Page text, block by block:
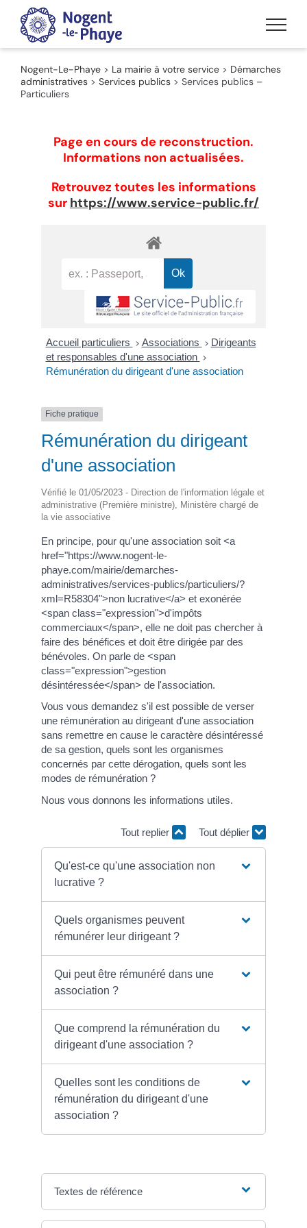
Passer
contenu
Nogent-Le-Phaye > La mairie à votre service > Démarches
administratives > Services publics > Services publics –
Particuliers
Page en cours de reconstruction.
Informations non actualisées.
Retrouvez toutes les informations
sur https://www.service-public.fr/
Accueil particuliers > Associations > Dirigeants
et responsables d'une association >
Rémunération du dirigeant d'une association
Fiche pratique
Rémunération du dirigeant
d'une association
Vérifié le 01/05/2023 - Direction de l'information légale et
administrative (Première ministre), Ministère chargé de
la vie associative
En principe, pour qu'une association soit <a
href="https://www.nogent-le-
phaye.com/mairie/demarches-
administratives/services-publics/particuliers/?
xml=R58304">non lucrative</a> et exonérée
<span class="expression">d'impôts
commerciaux</span>, elle ne doit pas chercher à
faire des bénéfices et doit être dirigée par des
bénévoles. On parle de <span
class="expression">gestion
désintéressée</span> de l'association.
Vous vous demandez s'il est possible de verser
une rémunération au dirigeant d'une association
sans remettre en cause le caractère désintéressé
de sa gestion, quels sont les organismes
concernés par cette dérogation, quels sont les
modes de rémunération ?
Nous vous donnons les informations utiles.
Tout replier Tout déplier
Qu'est-ce qu'une association non
lucrative ?
Quels organismes peuvent
rémunérer leur dirigeant ?
Qui peut être rémunéré dans une
association ?
Que comprend la rémunération du
dirigeant d'une association ?
Quelles sont les conditions de
rémunération du dirigeant d'une
association ?
Textes de référence